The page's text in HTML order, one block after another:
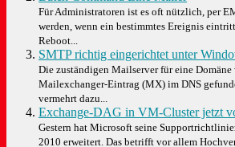
Für Administratoren ist es oft nützlich, per
werden, wenn ein bestimmtes Ereignis
Reboot...
SMTP richtig eingerichtet unter
Die zuständigen Mailserver für eine Domäne
Mailexchanger-Eintrag (MX) im DNS
vermehrt dazu...
Exchange-DAG in VM-Cluster jetzt
Gestern hat Microsoft seine
2010 erweitert. Das betrifft vor allem